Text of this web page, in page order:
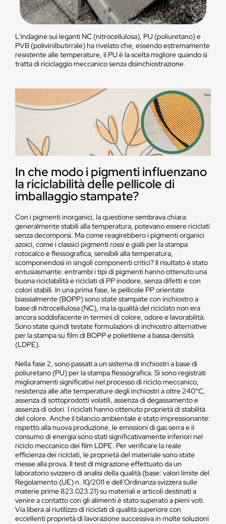
L'indagine sui leganti NC (nitrocellulosa), PU (poliuretano) e
PVB (polivinilbutirrale) ha rivelato che, essendo estremamente
resistente alle temperature, il PU è la scelta migliore quando si
tratta di riciclaggio meccanico senza disinchiostrazione.
In che modo i pigmenti influenzano
la riciclabilità delle pellicole di
imballaggio stampate?
Con i pigmenti inorganici, la questione sembrava chiara:
generalmente stabili alla temperatura, potevano essere riciclati
senza decomporsi. Ma come reagirebbero i pigmenti organici
azoici, come i classici pigmenti rossi e gialli per la stampa
rotocalco e flessografica, sensibili alla temperatura,
scomponendosi in singoli componenti critici? Il risultato è stato
entusiasmante: entrambi i tipi di pigmenti hanno ottenuto una
buona riciclabilità e riciclati di PP inodore, senza difetti e con
colori stabili. In una prima fase, le pellicole PP orientate
biassialmente (BOPP) sono state stampate con inchiostro a
base di nitrocellulosa (NC), ma la qualità del riciclato non era
ancora soddisfacente in termini di colore, odore e lavorabilità.
Sono state quindi testate formulazioni di inchiostro alternative
per la stampa su film di BOPP e polietilene a bassa densità
(LDPE).
Nella fase 2, sono passati a un sistema di inchiostri a base di
poliuretano (PU) per la stampa flessografica. Si sono registrati
miglioramenti significativi nel processo di riciclo meccanico,
resistenza alle alte temperature degli inchiostri a oltre 240°C,
assenza di sottoprodotti volatili, assenza di degassamento e
assenza di odori. I riciclati hanno ottenuto proprietà di stabilità
del colore. Anche il bilancio ambientale è stato impressionante:
rispetto alla nuova produzione, le emissioni di gas serra e il
consumo di energia sono stati significativamente inferiori nel
riciclo meccanico dei film LDPE. Per verificare la reale
efficienza dei riciclati, le proprietà del materiale sono state
messe alla prova. Il test di migrazione effettuato da un
laboratorio svizzero di analisi della qualità (base: valori limite del
Regolamento (UE) n. 10/2011 e dell'Ordinanza svizzera sulle
materie prime 823.023.21) su materiali e articoli destinati a
venire a contatto con gli alimenti è stato superato a pieni voti.
Via libera al riutilizzo di riciclati di qualità superiore con
eccellenti proprietà di lavorazione successiva in molte soluzioni